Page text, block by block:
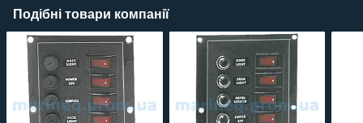
Подібні товари компанії